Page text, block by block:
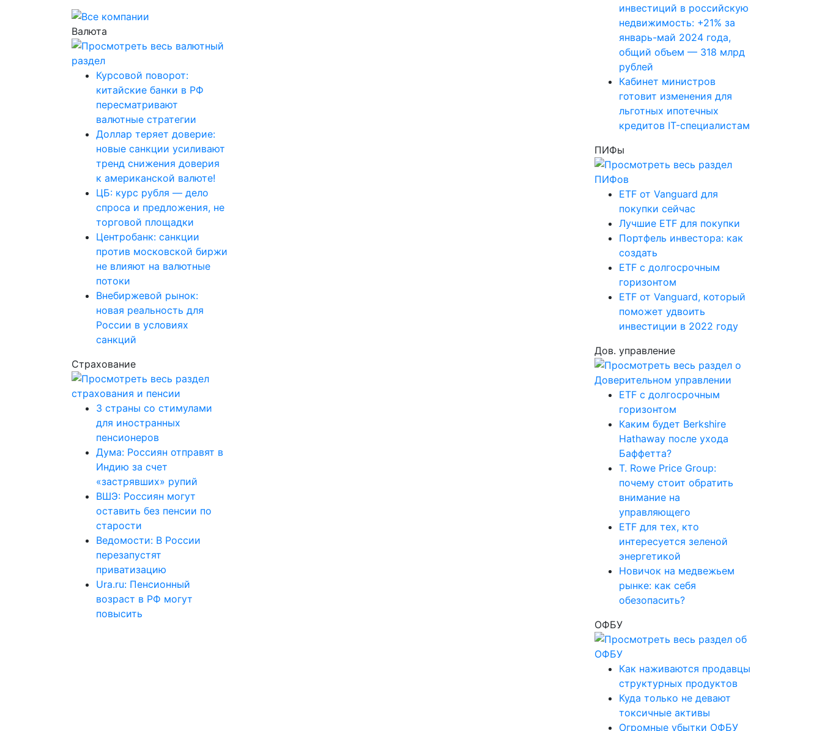
Валюта
Курсовой поворот:
китайские банки в РФ
пересматривают
валютные стратегии
Доллар теряет доверие:
новые санкции усиливают
тренд снижения доверия
к американской валюте!
ЦБ: курс рубля — дело
спроса и предложения, не
торговой площадки
Центробанк: санкции
против московской биржи
не влияют на валютные
потоки
Внебиржевой рынок:
новая реальность для
России в условиях
санкций
Страхование
3 страны со стимулами
для иностранных
пенсионеров
Дума: Россиян отправят в
Индию за счет
«застрявших» рупий
ВШЭ: Россиян могут
оставить без пенсии по
старости
Ведомости: В России
перезапустят
приватизацию
Ura.ru: Пенсионный
возраст в РФ могут
повысить
инвестиций в российскую
недвижимость: +21% за
январь-май 2024 года,
общий объем — 318 млрд
рублей
Кабинет министров
готовит изменения для
льготных ипотечных
кредитов IT-специалистам
ПИФы
ETF от Vanguard для
покупки сейчас
Лучшие ETF для покупки
Портфель инвестора: как
создать
ETF с долгосрочным
горизонтом
ETF от Vanguard, который
поможет удвоить
инвестиции в 2022 году
Дов. управление
ETF с долгосрочным
горизонтом
Каким будет Berkshire
Hathaway после ухода
Баффетта?
T. Rowe Price Group:
почему стоит обратить
внимание на
управляющего
ETF для тех, кто
интересуется зеленой
энергетикой
Новичок на медвежьем
рынке: как себя
обезопасить?
ОФБУ
Как наживаются продавцы
структурных продуктов
Куда только не девают
токсичные активы
Огромные убытки ОФБУ